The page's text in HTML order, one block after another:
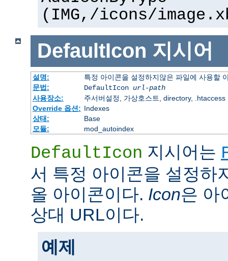
(IMG,/icons/
DefaultIcon 지시어
설명:
특정 아이콘을 설정하지않은 파일에 사용할
문법:
DefaultIcon url-path
사용장소:
주서버설정, 가상호스트, directory, .htaccess
Override 옵션: Indexes
상태:
Base
모듈:
mod_autoindex
DefaultIcon 지시어는
서 특정 아이콘을 설정하
올 아이콘이다. Icon은 아
상대 URL이다.
예제